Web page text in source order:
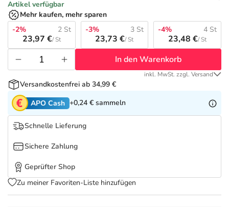
Tierapotheke
Vitamine & Mineralstoffe
Marken
Salus Deals
Artikel verfügbar
Mehr kaufen, mehr sparen
-2%
2 St
23,97 €/ St
-3% 3 St
23,73 €/ St
-4% 4 St
23,48 €/ St
In den Warenkorb
inkl. MwSt. zzgl. Versand
Versandkostenfrei ab 34,99 €
APO Cash +0,24 € sammeln
Schnelle Lieferung
Sichere Zahlung
Geprüfter Shop
Zu meiner Favoriten-Liste hinzufügen